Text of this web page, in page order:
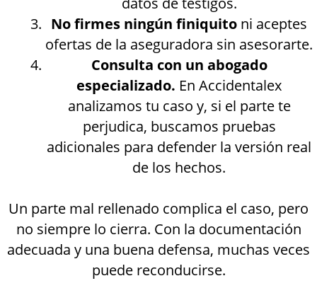
No firmes ningún finiquito ni aceptes
ofertas de la aseguradora sin asesorarte.
Consulta con un abogado
especializado. En Accidentalex
analizamos tu caso y, si el parte te
perjudica, buscamos pruebas
adicionales para defender la versión real
de los hechos.
Un parte mal rellenado complica el caso, pero
no siempre lo cierra. Con la documentación
adecuada y una buena defensa, muchas veces
puede reconducirse.